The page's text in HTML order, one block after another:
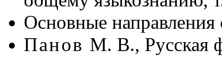
Основные
Панов М. В., Русская